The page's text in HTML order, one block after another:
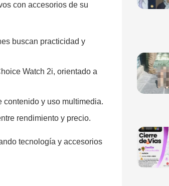
con accesorios de su
buscan practicidad y
Watch 2i, orientado a
contenido y uso multimedia.
rendimiento y precio.
tecnología y accesorios